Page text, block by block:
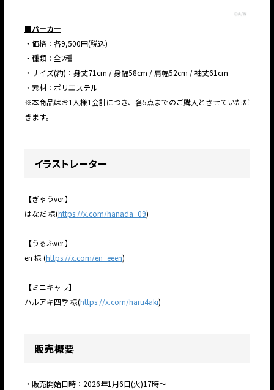
■パーカー
・価格：各9,500円(税込)
・種類：全2種
・サイズ(約)：身丈71cm / 身幅58cm / 肩幅52cm / 袖丈61cm
・素材：ポリエステル
※本商品はお1人様1会計につき、各5点までのご購入とさせていただ
きます。
イラストレーター
【ぎゃうver.】
はなだ 様(https://x.com/hanada_09)
【うるふver.】
en 様 (https://x.com/en_eeen)
【ミニキャラ】
ハルアキ四季 様(https://x.com/haru4aki)
販売概要
・販売開始日時：2026年1月6日(火)17時～